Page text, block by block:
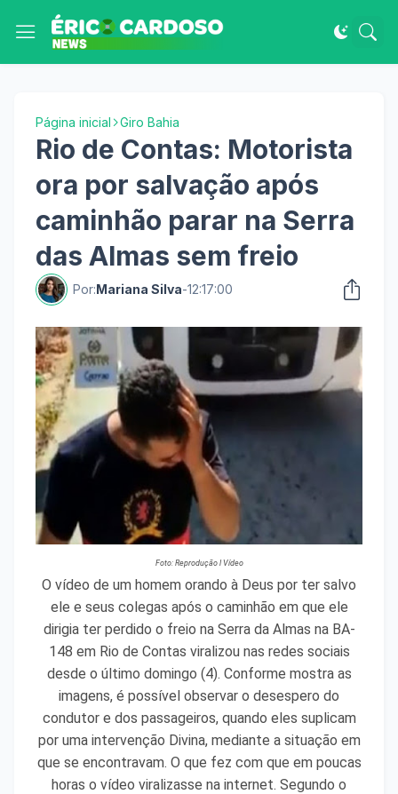
Página inicial Giro Bahia
Rio de Contas: Motorista
ora por salvação após
caminhão parar na Serra
das Almas sem freio
Por:Mariana Silva-12:17:00
Foto: Reprodução l Vídeo
O vídeo de um homem orando à Deus por ter salvo
ele e seus colegas após o caminhão em que ele
dirigia ter perdido o freio na Serra da Almas na BA-
148 em Rio de Contas viralizou nas redes sociais
desde o último domingo (4). Conforme mostra as
imagens, é possível observar o desespero do
condutor e dos passageiros, quando eles suplicam
por uma intervenção Divina, mediante a situação em
que se encontravam. O que fez com que em poucas
horas o vídeo viralizasse na internet. Segundo o